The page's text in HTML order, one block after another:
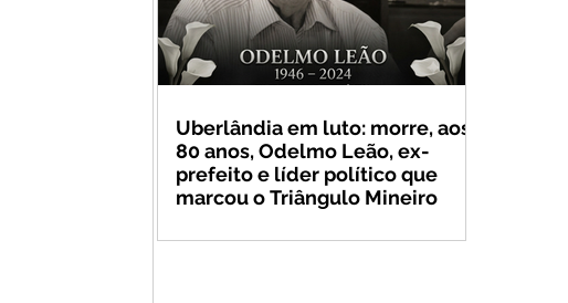
Uberlândia em luto: morre, aos
80 anos, Odelmo Leão, ex-
prefeito e líder político que
marcou o Triângulo Mineiro